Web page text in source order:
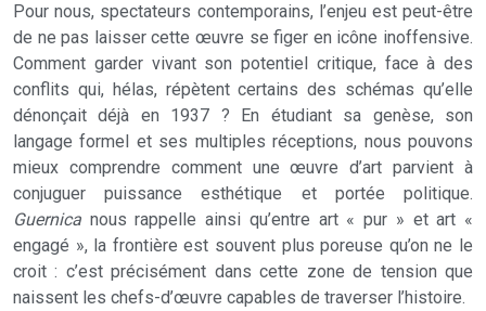
Pour nous, spectateurs contemporains, l’enjeu est peut-être
de ne pas laisser cette œuvre se figer en icône inoffensive.
Comment garder vivant son potentiel critique, face à des
conflits qui, hélas, répètent certains des schémas qu’elle
dénonçait déjà en 1937 ? En étudiant sa genèse, son
langage formel et ses multiples réceptions, nous pouvons
mieux comprendre comment une œuvre d’art parvient à
conjuguer puissance esthétique et portée politique.
Guernica nous rappelle ainsi qu’entre art « pur » et art «
engagé », la frontière est souvent plus poreuse qu’on ne le
croit : c’est précisément dans cette zone de tension que
naissent les chefs-d’œuvre capables de traverser l’histoire.